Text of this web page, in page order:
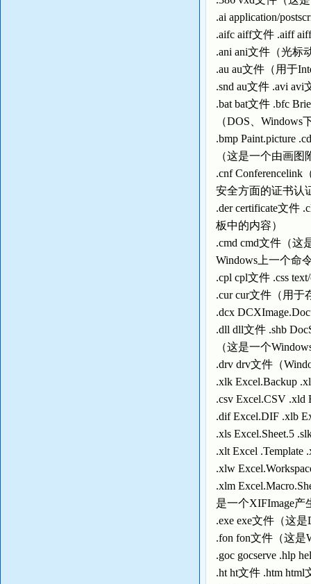
.ai application/
.aifc aiff文件 .aiff
.ani ani文件（光标
.au au文件（用于
.snd au文件 .avi
.bat bat文件 .bfc
（DOS、
.bmp Paint.picture
（这是一个由画
.cnf
安全方面的证书认
.der certificate文件
板中的内容）
.cmd cmd文件（这
Windows上一个命
.cpl cpl文件 .css
.cur cur文件（用于
.dcx
.dll dll文件 .shb
（这是一个
.drv drv文件（
.xlk Excel.Backup
.csv Excel.CSV .xld
.dif Excel.DIF .xlb
.xls Excel.Sheet.5
.xlt Excel
.xlw
.xlm
是一个XIFImage产
.exe exe文件（这
.fon fon文件（这是
.goc gocserve .hlp
.ht ht文件 .htm